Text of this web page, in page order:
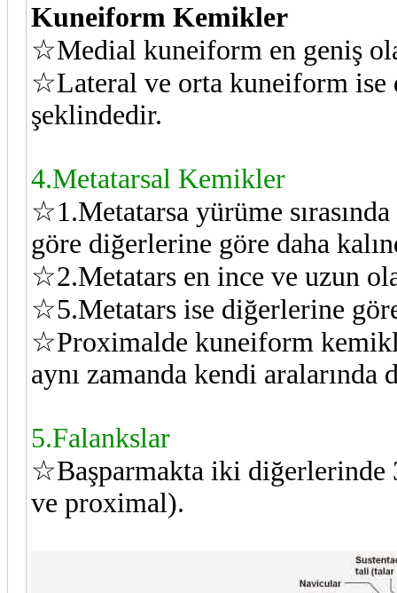
Kuneiform Kemikler
☆Medial kuneiform en geniş
☆Lateral ve orta kuneiform ise
şeklindedir.
4.Metatarsal Kemikler
☆1.Metatarsa yürüme
göre diğerlerine göre daha
☆2.Metatars en ince ve uzun
☆5.Metatars ise diğerlerine
☆Proximalde kuneiform
aynı zamanda kendi aralarında
5.Falankslar
☆Başparmakta iki diğerlerinde
ve proximal).